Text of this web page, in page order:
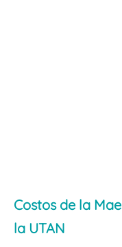
Costos de la
la UTAN